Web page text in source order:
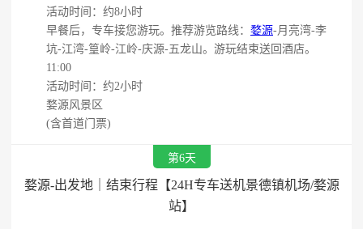
活动时间：约8小时
早餐后，专车接您游玩。推荐游览路线： 婺源-月亮湾-李
坑-江湾-篁岭-江岭-庆源-五龙山。游玩结束送回酒店。
11:00
活动时间：约2小时
婺源风景区
(含首道门票)
第6天
婺源-出发地｜结束行程【24H专车送机景德镇机场/婺源
站】